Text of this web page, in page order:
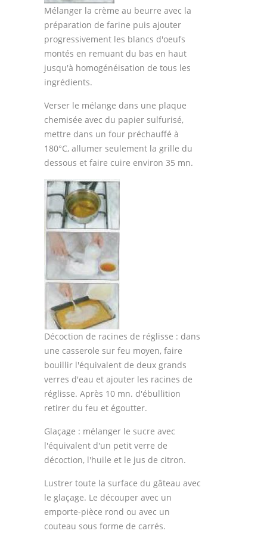
Mélanger la crème au beurre avec la
préparation de farine puis ajouter
progressivement les blancs d'oeufs
montés en remuant du bas en haut
jusqu'à homogénéisation de tous les
ingrédients.
Verser le mélange dans une plaque
chemisée avec du papier sulfurisé,
mettre dans un four préchauffé à
180°C, allumer seulement la grille du
dessous et faire cuire environ 35 mn.
Décoction de racines de réglisse : dans
une casserole sur feu moyen, faire
bouillir l'équivalent de deux grands
verres d'eau et ajouter les racines de
réglisse. Après 10 mn. d'ébullition
retirer du feu et égoutter.
Glaçage : mélanger le sucre avec
l'équivalent d'un petit verre de
décoction, l'huile et le jus de citron.
Lustrer toute la surface du gâteau avec
le glaçage. Le découper avec un
emporte-pièce rond ou avec un
couteau sous forme de carrés.